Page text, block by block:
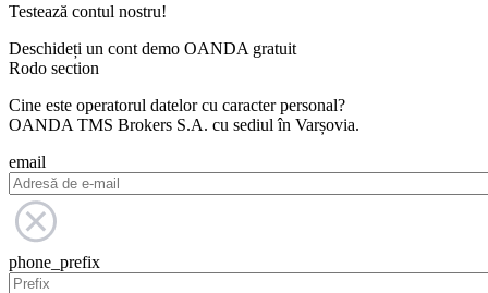
Testează contul nostru!
Deschideți un cont demo OANDA gratuit
Rodo section
Cine este operatorul datelor cu caracter personal?
OANDA TMS Brokers S.A. cu sediul în Varșovia.
email
phone_prefix